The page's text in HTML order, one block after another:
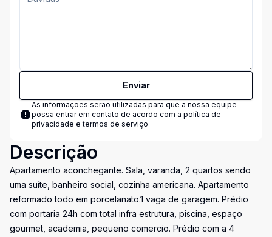
Enviar
As informações serão utilizadas para que a nossa equipe
possa entrar em contato de acordo com a política de
privacidade e termos de serviço
Descrição
Apartamento aconchegante. Sala, varanda, 2 quartos sendo
uma suíte, banheiro social, cozinha americana. Apartamento
reformado todo em porcelanato.1 vaga de garagem. Prédio
com portaria 24h com total infra estrutura, piscina, espaço
gourmet, academia, pequeno comercio. Prédio com a 4